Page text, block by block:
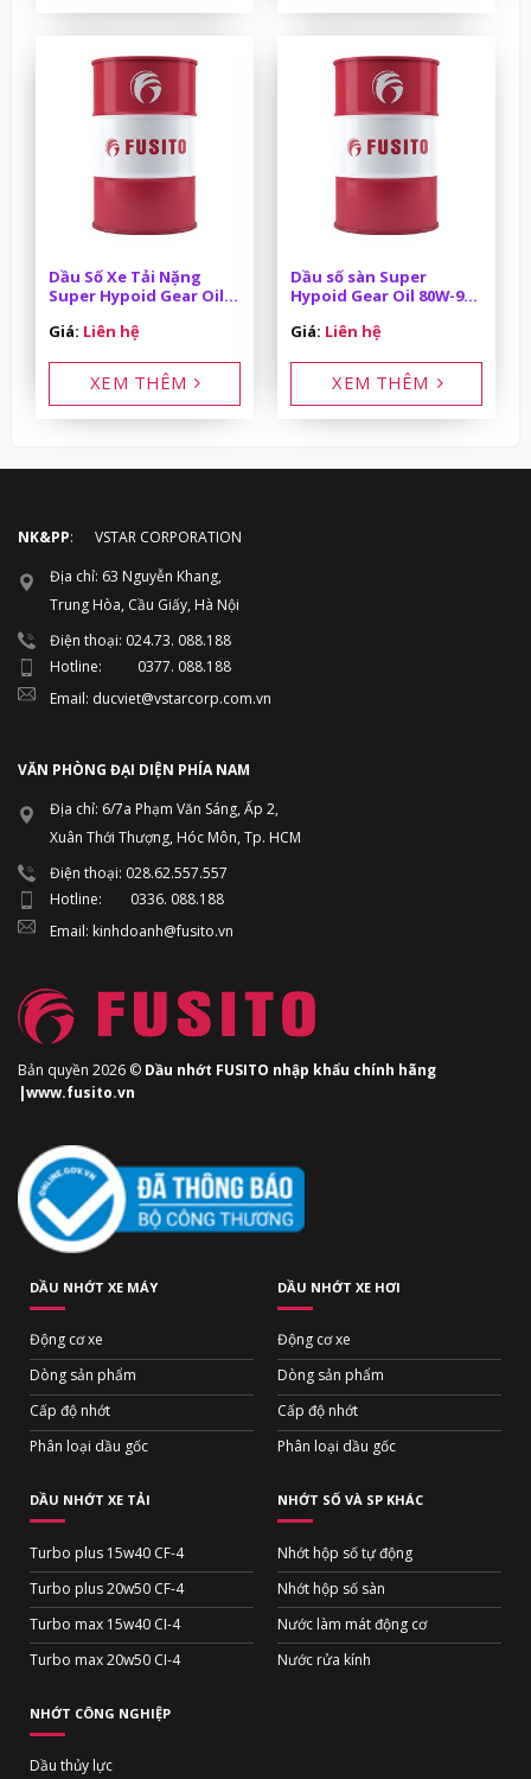
Dầu Số Xe Tải Nặng
Super Hypoid Gear Oil
Giá: Liên hệ
XEM THÊM
Dầu số sàn Super
Hypoid Gear Oil 80W-90
Giá: Liên hệ
XEM THÊM
NK&PP: VSTAR CORPORATION
Địa chỉ: 63 Nguyễn Khang,
Trung Hòa, Cầu Giấy, Hà Nội
Điện thoại: 024.73. 088.188
Hotline: 0377. 088.188
Email: ducviet@vstarcorp.com.vn
VĂN PHÒNG ĐẠI DIỆN PHÍA NAM
Địa chỉ: 6/7a Phạm Văn Sáng, Ấp 2,
Xuân Thới Thượng, Hóc Môn, Tp. HCM
Điện thoại: 028.62.557.557
Hotline: 0336. 088.188
Email: kinhdoanh@fusito.vn
Bản quyền 2026 © Dầu nhớt FUSITO nhập khẩu chính hãng
|www.fusito.vn
DẦU NHỚT XE MÁY
Động cơ xe
Dòng sản phẩm
Cấp độ nhớt
Phân loại dầu gốc
DẦU NHỚT XE HƠI
Động cơ xe
Dòng sản phẩm
Cấp độ nhớt
Phân loại dầu gốc
DẦU NHỚT XE TẢI
Turbo plus 15w40 CF-4
Turbo plus 20w50 CF-4
Turbo max 15w40 CI-4
Turbo max 20w50 CI-4
NHỚT SỐ VÀ SP KHÁC
Nhớt hộp số tự động
Nhớt hộp số sàn
Nước làm mát động cơ
Nước rửa kính
NHỚT CÔNG NGHIỆP
Dầu thủy lực